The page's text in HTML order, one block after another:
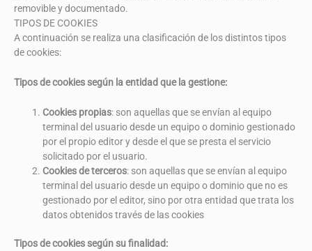
removible y documentado.
TIPOS DE COOKIES
A continuación se realiza una clasificación de los distintos tipos
de cookies:
Tipos de cookies según la entidad que la gestione:
Cookies propias: son aquellas que se envían al equipo
terminal del usuario desde un equipo o dominio gestionado
por el propio editor y desde el que se presta el servicio
solicitado por el usuario.
Cookies de terceros: son aquellas que se envían al equipo
terminal del usuario desde un equipo o dominio que no es
gestionado por el editor, sino por otra entidad que trata los
datos obtenidos través de las cookies
Tipos de cookies según su finalidad: